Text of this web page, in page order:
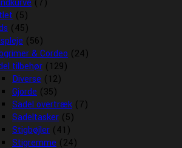
(7)
(5)
(45)
(56)
& Cordeo (24)
tilbehør (129)
Diverse (12)
Gjorde (35)
Sadel overtræk (7)
Sadeltasker (5)
Stigbøjler (41)
Stigremme (24)